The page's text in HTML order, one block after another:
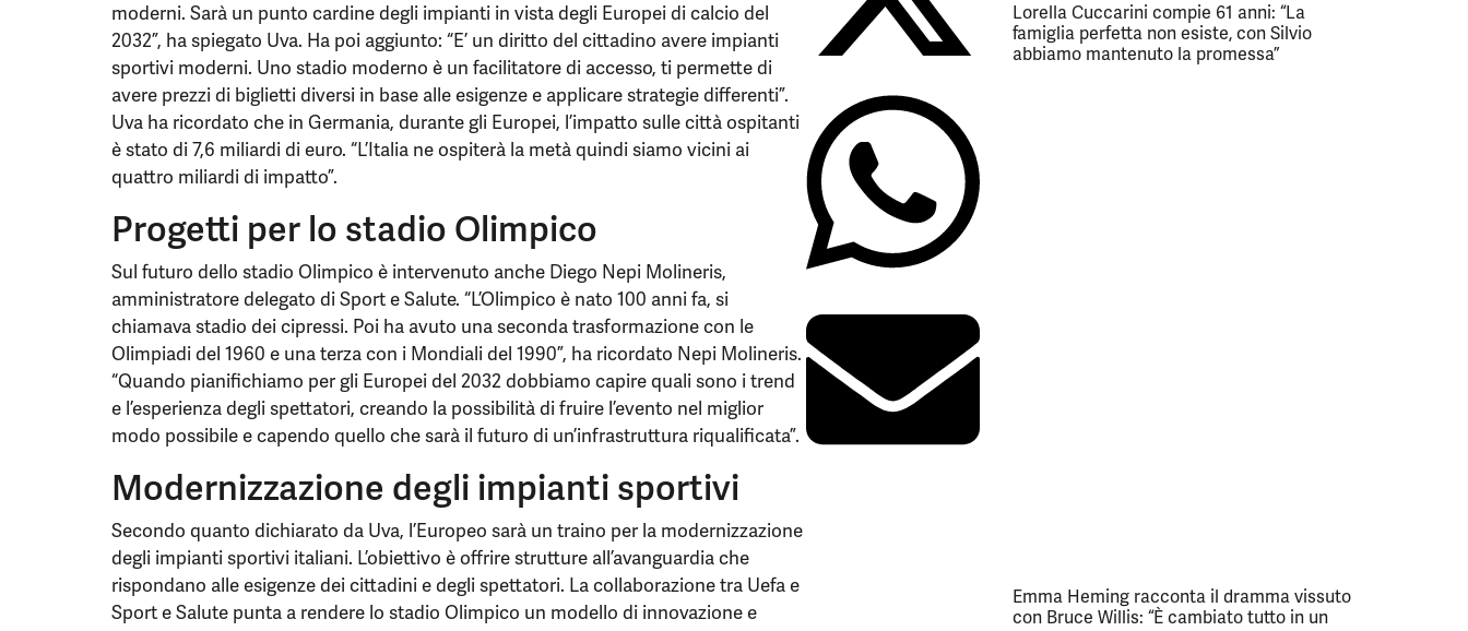
moderni. Sarà un punto cardine degli impianti in vista degli Europei di calcio del
2032”, ha spiegato Uva. Ha poi aggiunto: “E’ un diritto del cittadino avere impianti
sportivi moderni. Uno stadio moderno è un facilitatore di accesso, ti permette di
avere prezzi di biglietti diversi in base alle esigenze e applicare strategie differenti”.
Uva ha ricordato che in Germania, durante gli Europei, l’impatto sulle città ospitanti
è stato di 7,6 miliardi di euro. “L’Italia ne ospiterà la metà quindi siamo vicini ai
quattro miliardi di impatto”.
Progetti per lo stadio Olimpico
Sul futuro dello stadio Olimpico è intervenuto anche Diego Nepi Molineris,
amministratore delegato di Sport e Salute. “L’Olimpico è nato 100 anni fa, si
chiamava stadio dei cipressi. Poi ha avuto una seconda trasformazione con le
Olimpiadi del 1960 e una terza con i Mondiali del 1990”, ha ricordato Nepi Molineris.
“Quando pianifichiamo per gli Europei del 2032 dobbiamo capire quali sono i trend
e l’esperienza degli spettatori, creando la possibilità di fruire l’evento nel miglior
modo possibile e capendo quello che sarà il futuro di un’infrastruttura riqualificata”.
Modernizzazione degli impianti sportivi
Secondo quanto dichiarato da Uva, l’Europeo sarà un traino per la modernizzazione
degli impianti sportivi italiani. L’obiettivo è offrire strutture all’avanguardia che
rispondano alle esigenze dei cittadini e degli spettatori. La collaborazione tra Uefa e
Sport e Salute punta a rendere lo stadio Olimpico un modello di innovazione e
Lorella Cuccarini compie 61 anni: “La
famiglia perfetta non esiste, con Silvio
abbiamo mantenuto la promessa”
Emma Heming racconta il dramma vissuto
con Bruce Willis: “È cambiato tutto in un